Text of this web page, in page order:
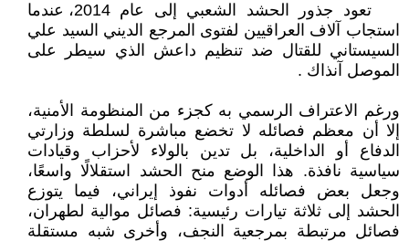
تعود جذور الحشد الشعبي إلى عام 2014، عندما
استجاب آلاف العراقيين لفتوى المرجع الديني السيد علي
السيستاني للقتال ضد تنظيم داعش الذي سيطر على
الموصل آنذاك .
ورغم الاعتراف الرسمي به كجزء من المنظومة الأمنية،
إلا أن معظم فصائله لا تخضع مباشرة لسلطة وزارتي
الدفاع أو الداخلية، بل تدين بالولاء لأحزاب وقيادات
سياسية نافذة. هذا الوضع منح الحشد استقلالًا واسعًا،
وجعل بعض فصائله أدوات نفوذ إيراني، فيما يتوزع
الحشد إلى ثلاثة تيارات رئيسية: فصائل موالية لطهران،
فصائل مرتبطة بمرجعية النجف، وأخرى شبه مستقلة